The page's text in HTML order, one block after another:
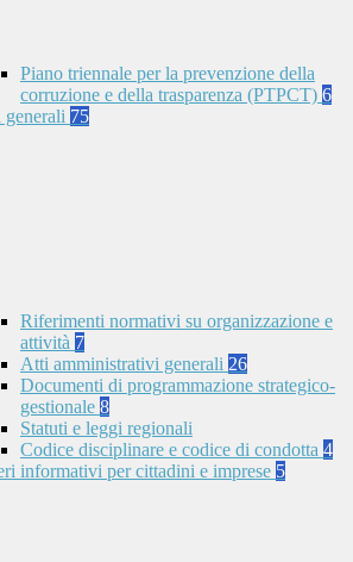
Piano triennale per la prevenzione della
corruzione e della trasparenza (PTPCT) 6
75
Riferimenti normativi su organizzazione e
attività 7
Atti amministrativi generali 26
Documenti di programmazione strategico-
gestionale 8
Statuti e leggi regionali
Codice disciplinare e codice di condotta 4
informativi per cittadini e imprese 5